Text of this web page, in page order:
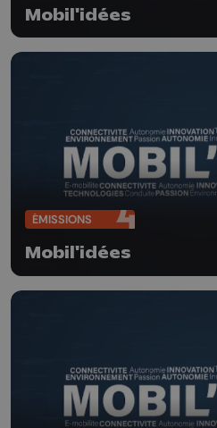
Mobil'idées
ÉMISSIONS
Mobil'idées